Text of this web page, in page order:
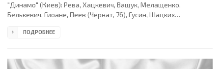
"Динамо" (Киев): Рева, Хацкевич, Ващук, Мелащенко,
Белькевич, Гиоане, Пеев (Чернат, 76), Гусин, Шацких
"Боавишта" (Порту): Рикарду, Педру Эмануэл (Сержинью, 81),
Наказания: Мелащенко, 55. Несмачный, 60. Гавранчич, 63. Пети,
ПОДРОБНЕЕ